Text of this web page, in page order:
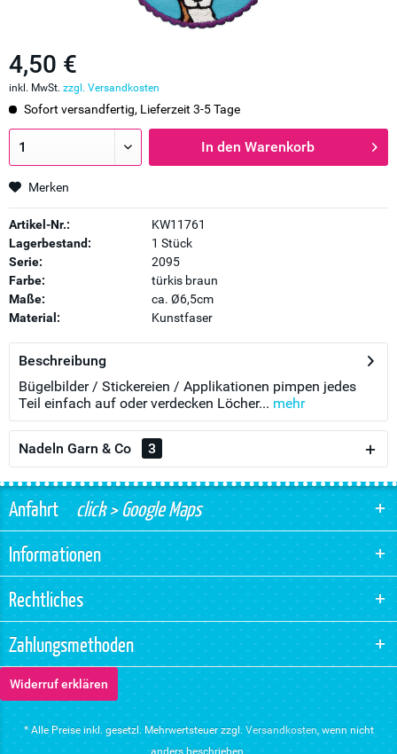
4,50 €
inkl. MwSt. zzgl. Versandkosten
Sofort versandfertig, Lieferzeit 3-5 Tage
In den Warenkorb
Merken
Artikel-Nr.:
KW11761
Lagerbestand:
1 Stück
Serie:
2095
Farbe:
türkis braun
Maße:
ca. Ø6,5cm
Material:
Kunstfaser
Beschreibung
Bügelbilder / Stickereien / Applikationen pimpen jedes
Teil einfach auf oder verdecken Löcher... mehr
Nadeln Garn & Co 3
Anfahrtclick > Google Maps
Informationen
Rechtliches
Zahlungsmethoden
Widerruf erklären
* Alle Preise inkl. gesetzl. Mehrwertsteuer zzgl. Versandkosten, wenn nicht